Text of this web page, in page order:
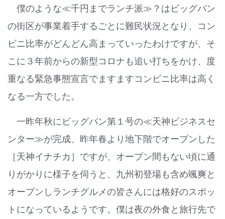
僕のような≪千円までランチ派≫？はビッグバン
の街区が事業着手するごとに難民状況となり、コン
ビニ比率がどんどん高まっていったわけですが、そ
こに３年前からの新型コロナも追い打ちをかけ、度
重なる緊急事態宣言でますますコンビニ比率は高く
なる一方でした。
一昨年秋にビッグバン第１号の≪天神ビジネスセ
ンター≫が完成、昨年春より地下階でオープンした
［天神イナチカ］ですが、オープン間もない頃に通
りがかりに様子を伺うと、九州初登場も含め颯爽と
オープンしランチグルメの皆さんには格好のスポッ
トになっているようです。僕は夜の外食と旅行先で